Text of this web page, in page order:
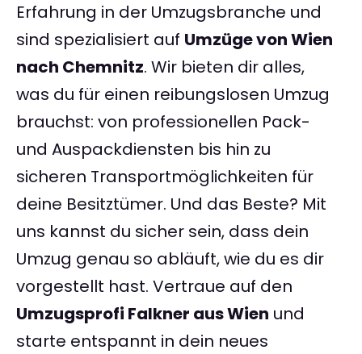
Erfahrung in der Umzugsbranche und
sind spezialisiert auf Umzüge von Wien
nach Chemnitz. Wir bieten dir alles,
was du für einen reibungslosen Umzug
brauchst: von professionellen Pack-
und Auspackdiensten bis hin zu
sicheren Transportmöglichkeiten für
deine Besitztümer. Und das Beste? Mit
uns kannst du sicher sein, dass dein
Umzug genau so abläuft, wie du es dir
vorgestellt hast. Vertraue auf den
Umzugsprofi Falkner aus Wien und
starte entspannt in dein neues